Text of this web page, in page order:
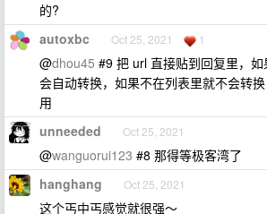
的?
autoxbc Oct 25, 2021 1
@dhou45 #9 把 url 直接贴到回复里，
会自动转换，如果不在列表里就不会转
用
unneeded Oct 25, 2021
@wanguorui123 #8 那得等极客湾了
hanghang Oct 25, 2021
这个丐中丐感觉就很强～